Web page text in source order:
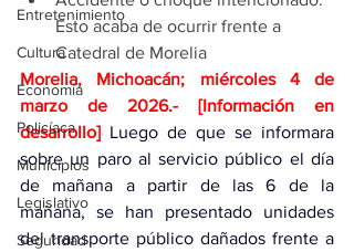
Entretenimiento
Cultura
Economía
Policíaca
Municipios
Legislativo
Seguridad
Esto acaba de ocurrir frente a
Catedral de Morelia
Morelia, Michoacán; miércoles 4 de
marzo de 2026.- [Información en
desarrollo] Luego de que se informara
sobre un paro al servicio público el día
de mañana a partir de las 6 de la
mañana, se han presentado unidades
del transporte público dañados frente a